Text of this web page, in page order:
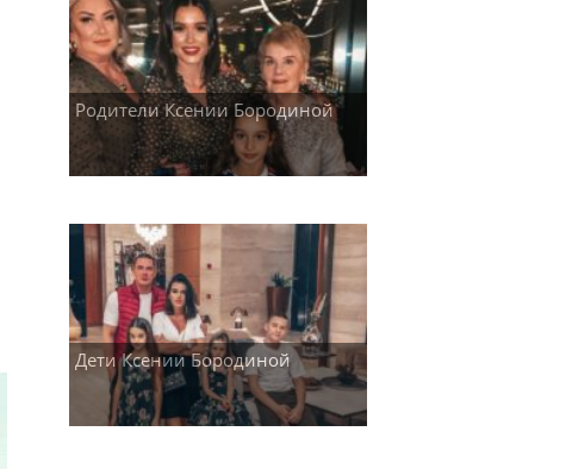
Родители Ксении Бородиной
Дети Ксении Бородиной